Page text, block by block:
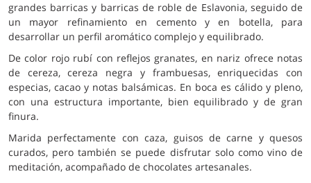
grandes barricas y barricas de roble de Eslavonia, seguido de
un mayor refinamiento en cemento y en botella, para
desarrollar un perfil aromático complejo y equilibrado.
De color rojo rubí con reflejos granates, en nariz ofrece notas
de cereza, cereza negra y frambuesas, enriquecidas con
especias, cacao y notas balsámicas. En boca es cálido y pleno,
con una estructura importante, bien equilibrado y de gran
finura.
Marida perfectamente con caza, guisos de carne y quesos
curados, pero también se puede disfrutar solo como vino de
meditación, acompañado de chocolates artesanales.